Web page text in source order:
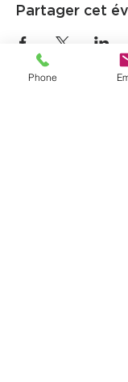
Partager cet
Phone